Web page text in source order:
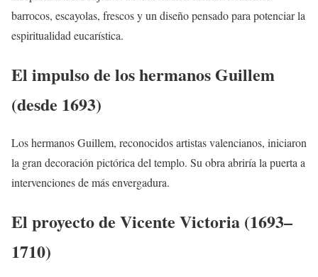
barrocos, escayolas, frescos y un diseño pensado para potenciar la
espiritualidad eucarística.
El impulso de los hermanos Guillem
(desde 1693)
Los hermanos Guillem, reconocidos artistas valencianos, iniciaron
la gran decoración pictórica del templo. Su obra abriría la puerta a
intervenciones de más envergadura.
El proyecto de Vicente Victoria (1693–
1710)